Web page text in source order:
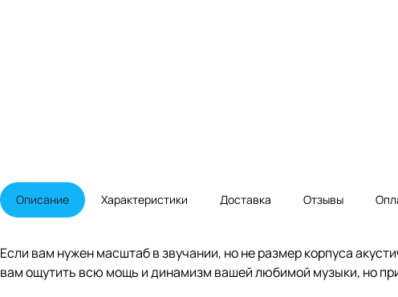
Описание Характеристики Доставка Отзывы
Если вам нужен масштаб в звучании, но не размер корпуса
вам ощутить всю мощь и динамизм вашей любимой музыки, но